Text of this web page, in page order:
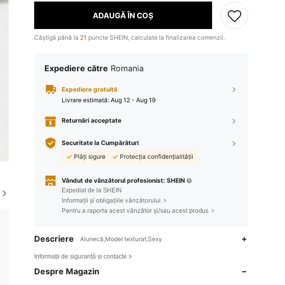
ADAUGĂ ÎN COȘ
Câștigă până la 21 puncte SHEIN, calculate la finalizarea comenzii.
Expediere către Romania
Expediere gratuită
Livrare estimată: Aug 12 - Aug 19
Returnări acceptate
Securitate la Cumpărături
Plăți sigure
Protecția confidențialității
Vândut de vânzătorul profesionist: SHEIN
Expediat de la SHEIN
Informații și obligațiile vânzătorului
Pentru a raporta acest vânzător și/sau acest produs
Descriere Alunecă,Model texturat,Sexy
Informații de siguranță și contacte
Despre Magazin
4,90 1K 2.1K